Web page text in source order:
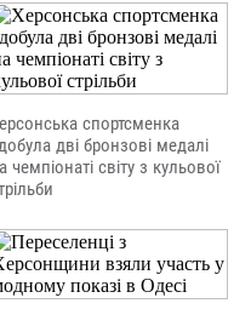
спортсменка
дві бронзові медалі
чемпіонаті світу з кульової